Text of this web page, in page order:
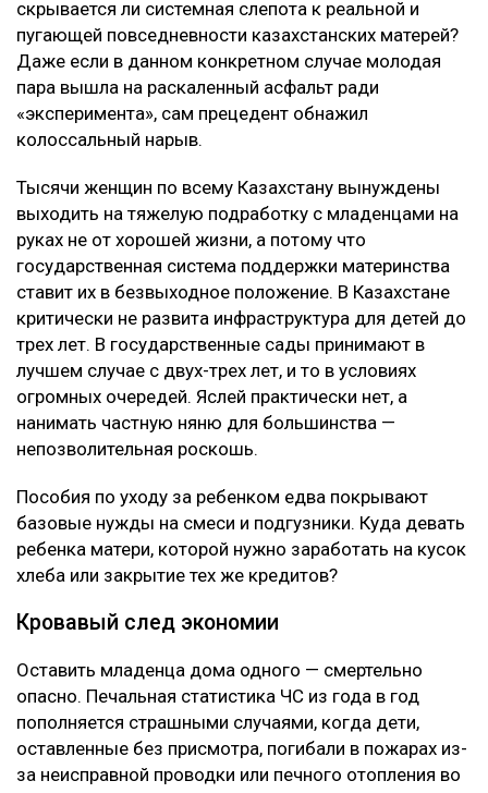
скрывается ли системная слепота к реальной и
пугающей повседневности казахстанских матерей?
Даже если в данном конкретном случае молодая
пара вышла на раскаленный асфальт ради
«эксперимента», сам прецедент обнажил
колоссальный нарыв.
Тысячи женщин по всему Казахстану вынуждены
выходить на тяжелую подработку с младенцами на
руках не от хорошей жизни, а потому что
государственная система поддержки материнства
ставит их в безвыходное положение. В Казахстане
критически не развита инфраструктура для детей до
трех лет. В государственные сады принимают в
лучшем случае с двух-трех лет, и то в условиях
огромных очередей. Яслей практически нет, а
нанимать частную няню для большинства —
непозволительная роскошь.
Пособия по уходу за ребенком едва покрывают
базовые нужды на смеси и подгузники. Куда девать
ребенка матери, которой нужно заработать на кусок
хлеба или закрытие тех же кредитов?
Кровавый след экономии
Оставить младенца дома одного — смертельно
опасно. Печальная статистика ЧС из года в год
пополняется страшными случаями, когда дети,
оставленные без присмотра, погибали в пожарах из-
за неисправной проводки или печного отопления во